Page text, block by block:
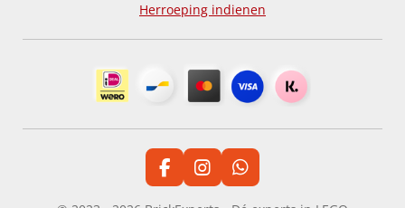
Herroeping indienen
F
a
I
n
W
h